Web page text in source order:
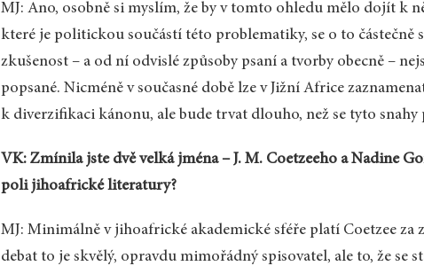
MJ: Ano, osobně si myslím, že by v tomto ohledu mělo dojít k
které je politickou součástí této problematiky, se o to částečně
zkušenost – a od ní odvislé způsoby psaní a tvorby obecně –
popsané. Nicméně v současné době lze v Jižní Africe
k diverzifikaci kánonu, ale bude trvat dlouho, než se tyto snahy
VK: Zmínila jste dvě velká jména – J. M. Coetzeeho a Nadine
poli jihoafrické literatury?
MJ: Minimálně v jihoafrické akademické sféře platí Coetzee za
debat to je skvělý, opravdu mimořádný spisovatel, ale to, že